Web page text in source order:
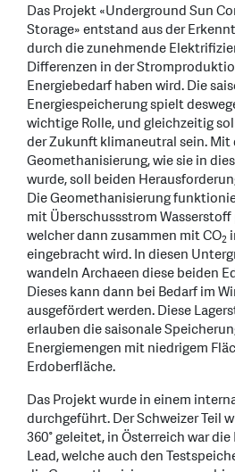
Das Projekt «Underground Sun
Storage» entstand aus der
durch die zunehmende
Differenzen in der
Energiebedarf haben wird. Die
Energiespeicherung spielt
wichtige Rolle, und gleichzeitig
der Zukunft klimaneutral sein. Mit
Geomethanisierung, wie sie in
wurde, soll beiden
Die Geomethanisierung
mit Überschussstrom
welcher dann zusammen mit CO2
eingebracht wird. In diesen
wandeln Archaeen diese beiden
Dieses kann dann bei Bedarf im
ausgefördert werden. Diese
erlauben die saisonale
Energiemengen mit niedrigem
Erdoberfläche.
Das Projekt wurde in einem
durchgeführt. Der Schweizer Teil
360° geleitet, in Österreich war die
Lead, welche auch den